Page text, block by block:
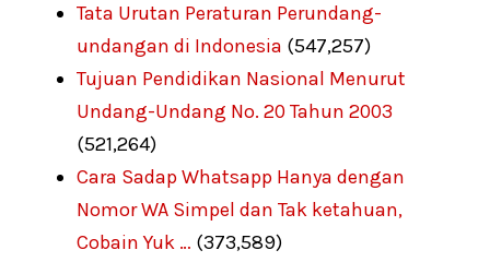
Tata Urutan Peraturan Perundang-
undangan di Indonesia (547,257)
Tujuan Pendidikan Nasional Menurut
Undang-Undang No. 20 Tahun 2003
(521,264)
Cara Sadap Whatsapp Hanya dengan
Nomor WA Simpel dan Tak ketahuan,
Cobain Yuk … (373,589)